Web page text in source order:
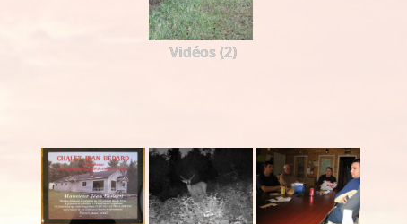
Vidéos (2)